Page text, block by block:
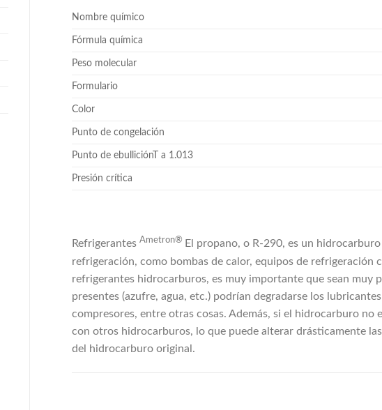
Nombre químico
Fórmula química
Peso molecular
Formulario
Color
Punto de congelación
Punto de ebulliciónT a 1.013
Presión crítica
Refrigerantes Ametron® El propano, o R-290, es un
refrigeración, como bombas de calor, equipos de refrigeración
refrigerantes hidrocarburos, es muy importante que sean muy
presentes (azufre, agua, etc.) podrían degradarse los
compresores, entre otras cosas. Además, si el hidrocarburo no
con otros hidrocarburos, lo que puede alterar drásticamente
del hidrocarburo original.